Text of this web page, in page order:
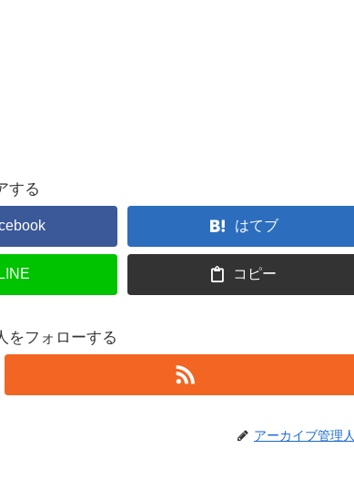
する
はてブ
LINE コピー
をフォローする
アーカイブ管理人